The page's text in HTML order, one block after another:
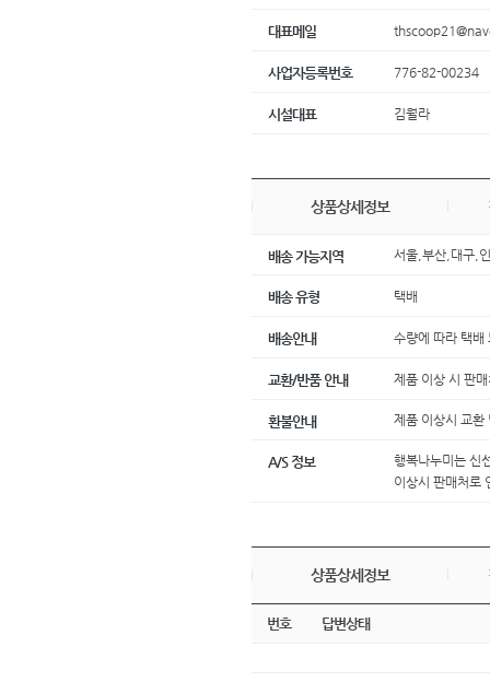
대표메일
사업자등록번호 776-82-00234
시설대표 김월라
상품상세정보
배송 가능지역 서울,부산,대구,
배송 유형 택배
배송안내 수량에 따라 택
교환/반품 안내 제품 이상 시 판
환불안내 제품 이상시 교
A/S 정보
행복나누미는 신
이상시 판매처로
상품상세정보
번호 답변상태